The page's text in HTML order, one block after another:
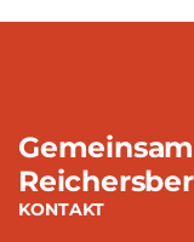
KONTAKT